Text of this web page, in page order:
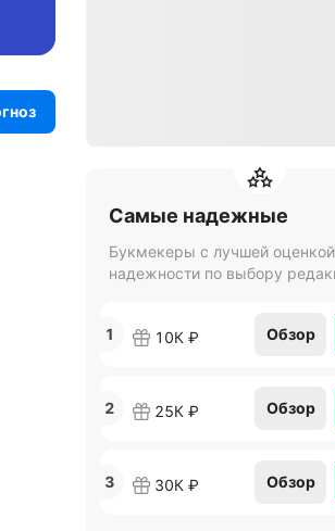
Самые надежные
Букмекеры с лучшей оценкой
надежности по выбору
1 10К ₽ Обзор
2 25К ₽ Обзор
3 30К ₽ Обзор